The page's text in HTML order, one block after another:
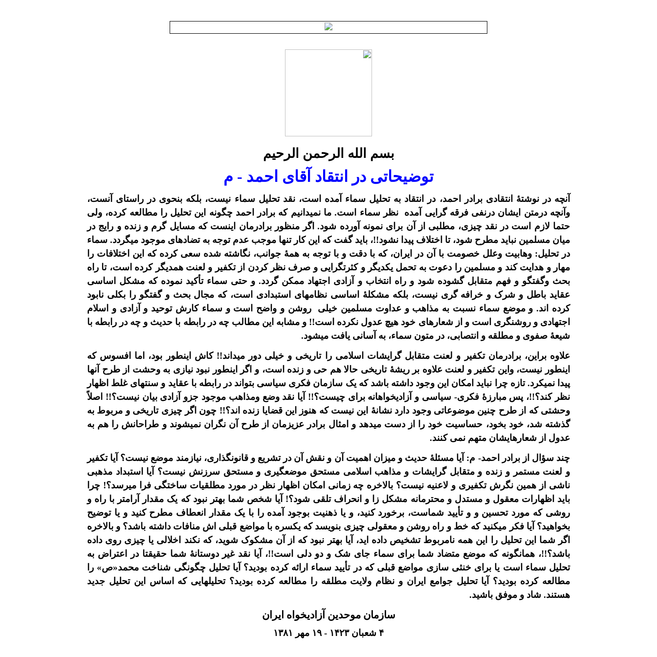
بسم الله الرحمن الرحيم
توضيحاتى در انتقاد آقاى احمد - م
آنچه در نوشتۀ انتقادى برادر احمد، در انتقاد به تحليل سماء آمده است، نقد تحليل سماء نيست، بلکه بنحوى در راستاى آنست،
وآنچه درمتن ايشان درنفى فرقه گرايى آمده
نظر سماء است. ما نميدانيم که برادر احمد چگونه اين تحليل را مطالعه کرده، ولى
حتما لازم است در نقد چيزى، مطلبى از آن براى نمونه آورده شود. اگر منظور برادرمان اينست که مسايل گرم و زنده و رايج در
ميان مسلمين نبايد مطرح شود، تا اختلاف پيدا نشود!!، بايد گفت که اين کار تنها موجب عدم توجه به تضادهاى موجود ميگردد. سماء
در تحليل: وهابيت وعلل خصومت با آن در ايران، که با دقت و با توجه به همۀ جوانب، نگاشته شده سعى کرده که اين اختلافات را
مهار و هدايت کند و مسلمين را دعوت به تحمل يکديگر و کثرتگرايى و صرف نظر کردن از تکفير و لعنت همديگر کرده است، تا راه
بحث وگفتگو و فهم متقابل گشوده شود و راه انتخاب و آزادى اجتهاد ممکن گردد. و حتى سماء تأکيد نموده که مشکل اساسى
عقايد باطل و شرک و خرافه گرى نيست، بلکه مشکلۀ اساسى نظامهاى استبدادى است، که مجال بحث و گفتگو را بکلى نابود
کرده اند. و موضع سماء نسبت به مذاهب و عداوت مسلمين خيلى
روشن و واضح است و سماء کارش توحيد و آزادى و اسلام
اجتهادى و روشنگرى است و از شعارهاى خود هيچ عدول نکرده است!! و مشابه اين مطالب چه در رابطه با حديث و چه در رابطه با
شيعۀ صفوى و مطلقه و انتصابى، در متون سماء، به آسانى يافت ميشود.
علاوه براين، برادرمان تکفير و لعنت متقابل گرايشات اسلامى را تاريخى و خيلى دور ميداند!! کاش اينطور بود، اما افسوس که
اينطور نيست، واين تکفير و لعنت علاوه بر ريشۀ تاريخى حالا هم حى و زنده است، و اگر اينطور نبود نيازى به وحشت از طرح آنها
پيدا نميکرد. تازه چرا نبايد امکان اين وجود داشته باشد که يک سازمان فکرى سياسى بتواند در رابطه با عقايد و سنتهاى غلط اظهار
نظر کند؟!!، پس مبارزۀ فکرى- سياسى و آزاديخواهانه براى چيست؟!! آيا نقد وضع ومذاهب موجود جزو آزادى بيان نيست؟!! اصلاً
وحشتى که از طرح چنين موضوعاتى وجود دارد نشانۀ اين نيست که هنوز اين قضايا زنده اند؟!! چون اگر چيزى تاريخى و مربوط به
گذشته شد، خود بخود، حساسيت خود را از دست ميدهد و امثال برادر عزيزمان از طرح آن نگران نميشوند و طراحانش را هم به
عدول از شعارهايشان متهم نمى کنند.
چند سؤال از برادر احمد- م: آيا مسئلۀ حديث و ميزان اهميت آن و نقش آن در تشريع و قانونگذارى، نيازمند موضع نيست؟ آيا تکفير
و لعنت مستمر و زنده و متقابل گرايشات و مذاهب اسلامى مستحق موضعگيرى و مستحق سرزنش نيست؟ آيا استبداد مذهبى
ناشى از همين نگرش تکفيرى و لاعنيه نيست؟ بالاخره چه زمانى امکان اظهار نظر در مورد مطلقيات ساختگى فرا ميرسد؟! چرا
بايد اظهارات معقول و مستدل و محترمانه مشکل زا و انحراف تلقى شود؟! آيا شخص شما بهتر نبود که يک مقدار آرامتر با راه و
روشى که مورد تحسين و و تأييد شماست، برخورد کنيد، و يا ذهنيت بوجود آمده را با يک مقدار انعطاف مطرح کنيد و يا توضيح
بخواهيد؟ آيا فکر ميکنيد که خط و راه روشن و معقولى چيزى بنويسد که يکسره با مواضع قبلى اش منافات داشته باشد؟ و بالاخره
اگر شما اين تحليل را اين همه نامربوط تشخيص داده ايد، آيا بهتر نبود که از آن مشکوک شويد، که نکند اخلالى يا چيزى روى داده
باشد؟!!، همانگونه که موضع متضاد شما براى سماء جاى شک و دو دلى است!!، آيا نقد غير دوستانۀ شما حقيقتا در اعتراض به
تحليل سماء است يا براى خنثى سازى مواضع قبلى که در تأييد سماء ارائه کرده بوديد؟ آيا تحليل چگونگى شناخت محمد«ص» را
مطالعه کرده بوديد؟ آيا تحليل جوامع ايران و نظام ولایت مطلقه را مطالعه کرده بوديد؟ تحليلهايى که اساس اين تحليل جديد
هستند. شاد و موفق باشيد.
سازمان موحدين آزاديخواه ايران
۴ شعبان۱۴۲۳ - ١٩ مهر ١٣٨١